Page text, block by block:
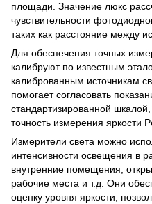
площади. Значение люкс
чувствительности
таких как расстояние между
Для обеспечения точных
калибруют по известным
калиброванным источникам
помогает согласовать
стандартизированной
точность измерения яркости
Измерители света можно
интенсивности освещения в
внутренние помещения,
рабочие места и т.д. Они
оценку уровня яркости,